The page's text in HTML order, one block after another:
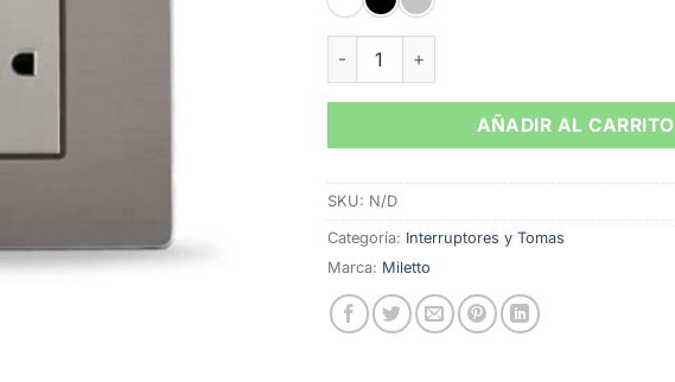
Toma Doble Pollux Miletto cantidad
AÑADIR AL CARRITO
SKU: N/D
Categoría: Interruptores y Tomas
Marca: Miletto